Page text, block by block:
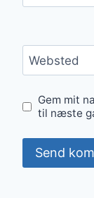
Websted
Gem mit
til næste